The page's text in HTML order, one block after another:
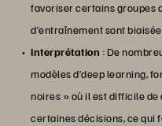
favoriser certains groupes
d’entraînement sont
Interprétation : De
modèles d’deep learning,
noires » où il est difficile
certaines décisions, ce qui